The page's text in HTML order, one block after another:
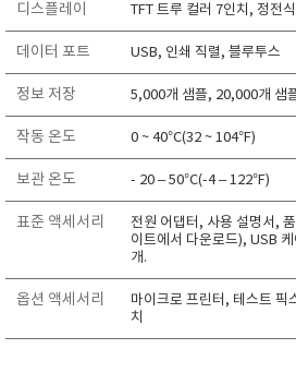
디스플레이 TFT 트루 컬러 7인치, 정전
데이터 포트 USB, 인쇄 직렬, 블루투스
정보 저장 5,000개 샘플, 20,000개 샘
작동 온도 0 ~ 40°C(32 ~ 104°F)
보관 온도 - 20 – 50°C(-4 – 122°F)
표준 액세서리
전원 어댑터, 사용 설명서,
이트에서 다운로드), USB
개.
옵션 액세서리
마이크로 프린터, 테스트 픽
치